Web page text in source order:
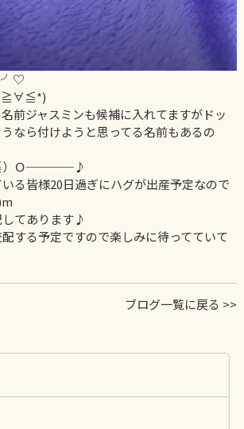
前ジャスミンも候補に入れてますがドッ
なら付けようと思ってる名前もあるの
Ｏ────♪
る皆様20日過ぎにハグが出産予定なので
てあります♪
する予定ですので楽しみに待ってていて
ブログ一覧に戻る >>